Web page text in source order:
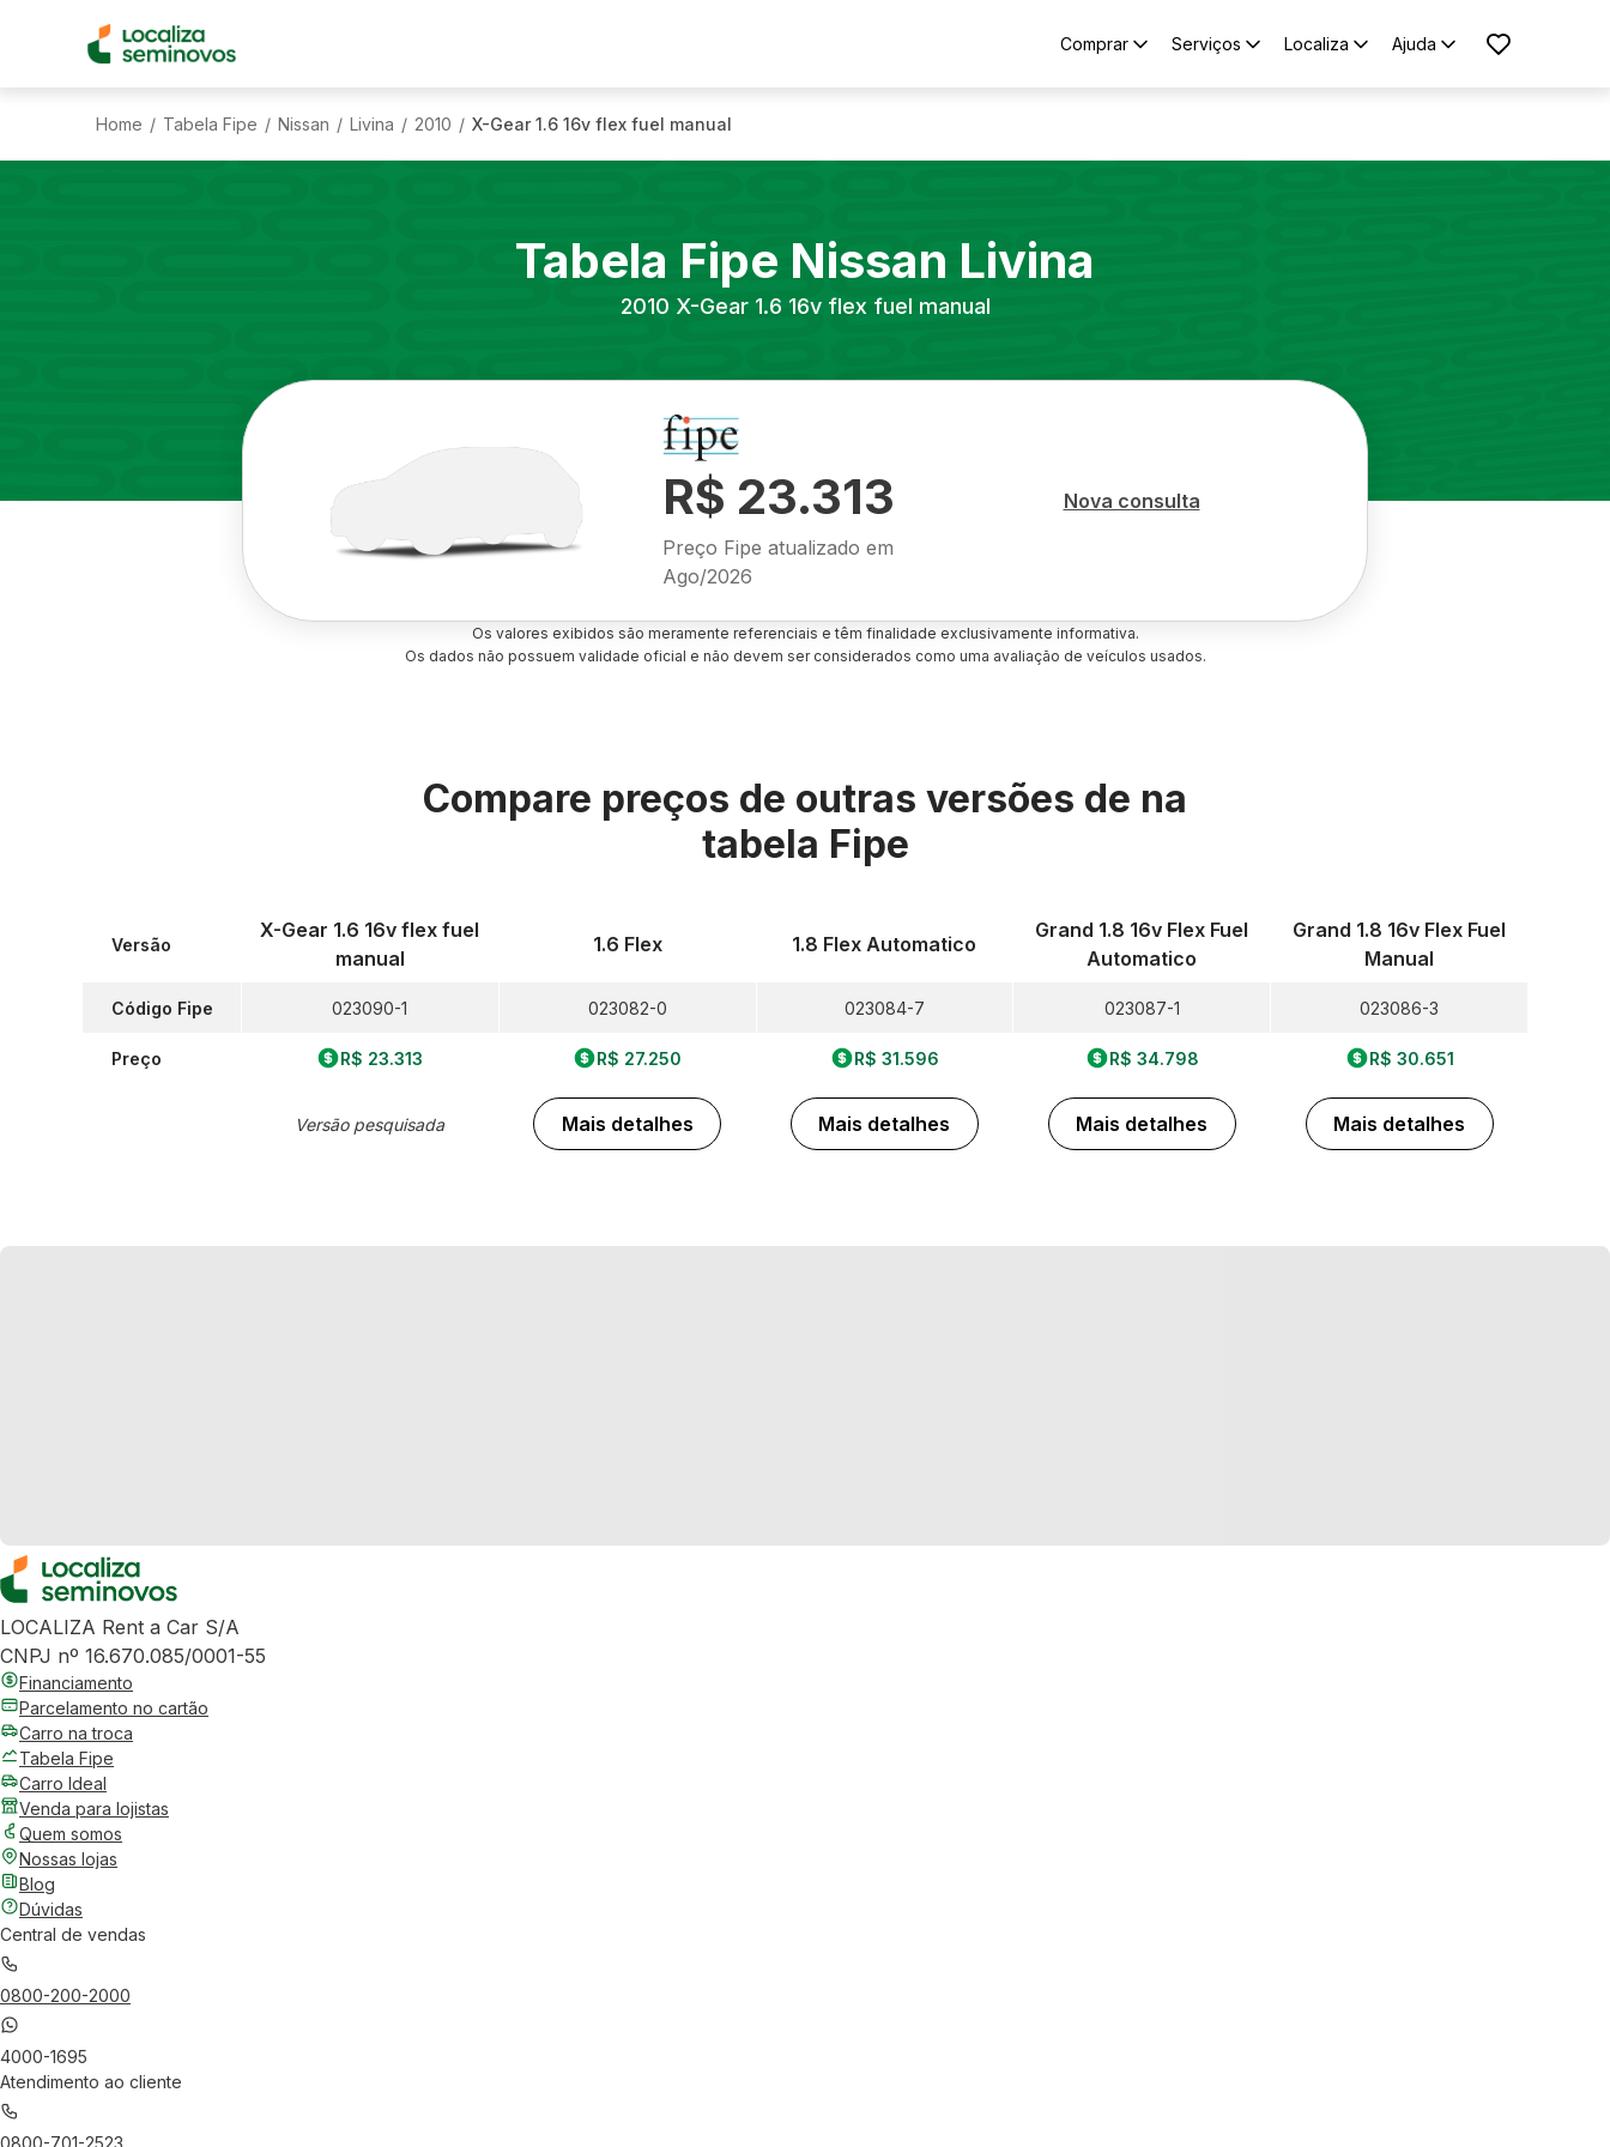
Comprar Serviços Localiza Ajuda
Home / Tabela Fipe / Nissan / Livina / 2010 / X-Gear 1.6 16v flex fuel manual
Tabela Fipe Nissan Livina
2010 X-Gear 1.6 16v flex fuel manual
R$ 23.313
Preço Fipe atualizado em
Ago/2026
Nova consulta
Os valores exibidos são meramente referenciais e têm finalidade exclusivamente informativa.
Os dados não possuem validade oficial e não devem ser considerados como uma avaliação de veículos usados.
Compare preços de outras versões de na
tabela Fipe
Versão
Código Fipe
Preço
X-Gear 1.6 16v flex fuel
manual
023090-1
R$ 23.313
Versão pesquisada
1.6 Flex
023082-0
R$ 27.250
Mais detalhes
1.8 Flex Automatico
023084-7
R$ 31.596
Mais detalhes
Grand 1.8 16v Flex Fuel
Automatico
023087-1
R$ 34.798
Mais detalhes
Grand 1.8 16v Flex Fuel
Manual
023086-3
R$ 30.651
Mais detalhes
LOCALIZA Rent a Car S/A
CNPJ nº 16.670.085/0001-55
Financiamento
Parcelamento no cartão
Carro na troca
Tabela Fipe
Carro Ideal
Venda para lojistas
Quem somos
Nossas lojas
Blog
Dúvidas
Central de vendas
0800-200-2000
4000-1695
Atendimento ao cliente
0800-701-2523